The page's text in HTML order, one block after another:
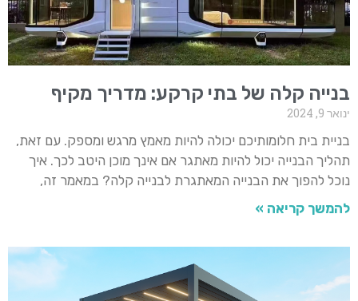
בנייה קלה של בתי קרקע: מדריך מקיף
ינואר 9, 2024
בניית בית חלומותיכם יכולה להיות מאמץ מרגש ומספק. עם זאת,
תהליך הבנייה יכול להיות מאתגר אם אינך מוכן היטב לכך. איך
נוכל להפוך את הבנייה המאתגרת לבנייה קלה? במאמר זה,
להמשך קריאה »